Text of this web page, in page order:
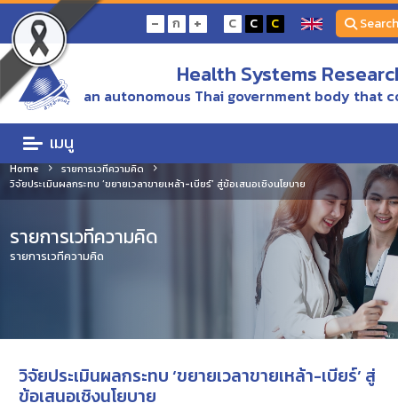
- ก + C C C Search
Health Systems
an autonomous Thai government body that
เมนู
Home
รายการเวทีความคิด
วิจัยประเมินผลกระทบ ‘ขยายเวลาขายเหล้า-เบียร์’ สู่ข้อเสนอเชิงนโยบาย
รายการเวทีความคิด
รายการเวทีความคิด
วิจัยประเมินผลกระทบ ‘ขยายเวลาขายเหล้า-เบียร์’ สู่
ข้อเสนอเชิงนโยบาย